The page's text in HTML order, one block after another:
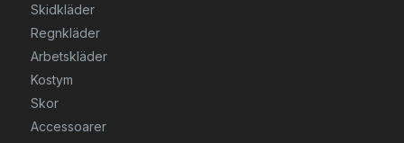
Skidkläder
Regnkläder
Arbetskläder
Kostym
Skor
Accessoarer